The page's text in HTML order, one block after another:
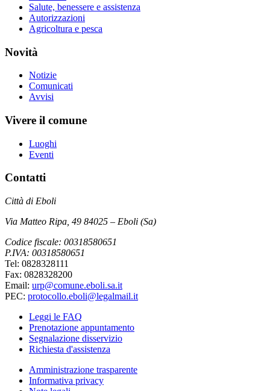
Salute, benessere e assistenza
Autorizzazioni
Agricoltura e pesca
Novità
Notizie
Comunicati
Avvisi
Vivere il comune
Luoghi
Eventi
Contatti
Città di Eboli
Via Matteo Ripa, 49 84025 – Eboli (Sa)
Codice fiscale: 00318580651
P.IVA: 00318580651
Tel: 0828328111
Fax: 0828328200
Email: urp@comune.eboli.sa.it
PEC: protocollo.eboli@legalmail.it
Leggi le FAQ
Prenotazione appuntamento
Segnalazione disservizio
Richiesta d'assistenza
Amministrazione trasparente
Informativa privacy